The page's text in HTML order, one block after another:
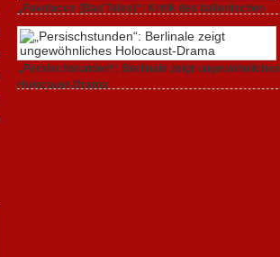
„Favolacce (Bad Tales)“: Kritik des italienischen
Berlinale-Beitrags der Brüder D’Innocenzo
25. Februar 2020,2 Comments
„Persischstunden“: Berlinale zeigt ungewöhnliches
Holocaust-Drama